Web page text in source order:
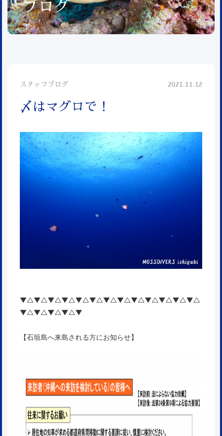
ブログ
スタッフブログ 2021.11.12
〆はマグロで！
▼△▼△▼△▼△▼△▼△▼△▼△▼△▼△▼△▼△▼△
▼△▼△▼△▼△▼
【石垣島へ来島される方にお知らせ】